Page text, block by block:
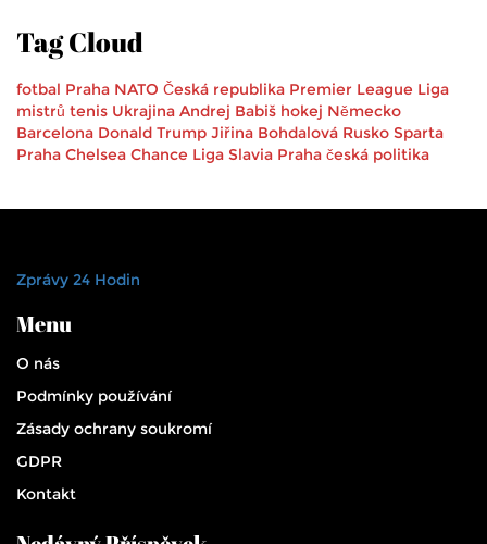
Tag Cloud
fotbal Praha NATO Česká republika Premier League Liga
mistrů tenis Ukrajina Andrej Babiš hokej Německo
Barcelona Donald Trump Jiřina Bohdalová Rusko Sparta
Praha Chelsea Chance Liga Slavia Praha česká politika
Zprávy 24 Hodin
Menu
O nás
Podmínky používání
Zásady ochrany soukromí
GDPR
Kontakt